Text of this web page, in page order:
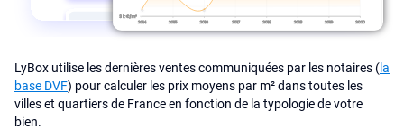
LyBox utilise les dernières ventes communiquées par les notaires (la
base DVF) pour calculer les prix moyens par m² dans toutes les
villes et quartiers de France en fonction de la typologie de votre
bien.